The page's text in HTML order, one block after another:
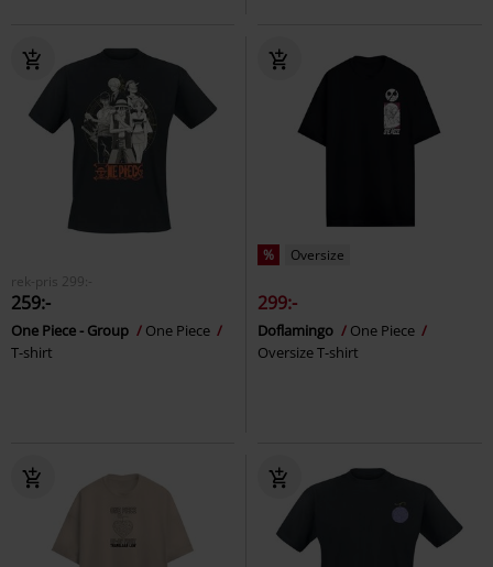
rek-pris 299:-
259:-
One Piece - Group
One Piece
T-shirt
% Oversize
299:-
Doflamingo
One Piece
Oversize T-shirt